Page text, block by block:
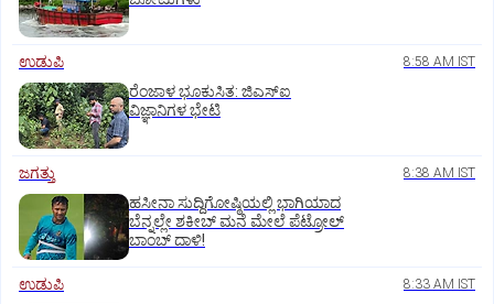
ಉಡುಪಿ 8:58 AM IST
ರೆಂಜಾಳ ಭೂಕುಸಿತ: ಜಿಎಸ್‌ಐ
ವಿಜ್ಞಾನಿಗಳ ಭೇಟಿ
ಜಗತ್ತು 8:38 AM IST
ಹಸೀನಾ ಸುದ್ದಿಗೋಷ್ಠಿಯಲ್ಲಿ ಭಾಗಿಯಾದ
ಬೆನ್ನಲ್ಲೇ ಶಕೀಬ್ ಮನೆ ಮೇಲೆ ಪೆಟ್ರೋಲ್
ಬಾಂಬ್ ದಾಳಿ!
ಉಡುಪಿ 8:33 AM IST